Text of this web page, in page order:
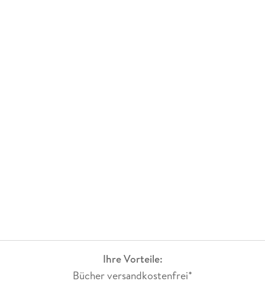
Ihre Vorteile:
Bücher versandkostenfrei*